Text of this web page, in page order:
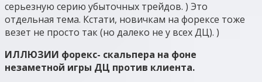
серьезную серию убыточных трейдов. ) Это
отдельная тема. Кстати, новичкам на форексе тоже
везет не просто так (но далеко не у всех ДЦ). )
ИЛЛЮЗИИ форекс- скальпера на фоне
незаметной игры ДЦ против клиента.